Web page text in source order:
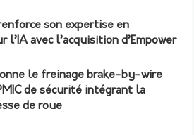
son expertise en
avec l’acquisition d’Empower
le freinage brake-by-wire
de sécurité intégrant la
de roue